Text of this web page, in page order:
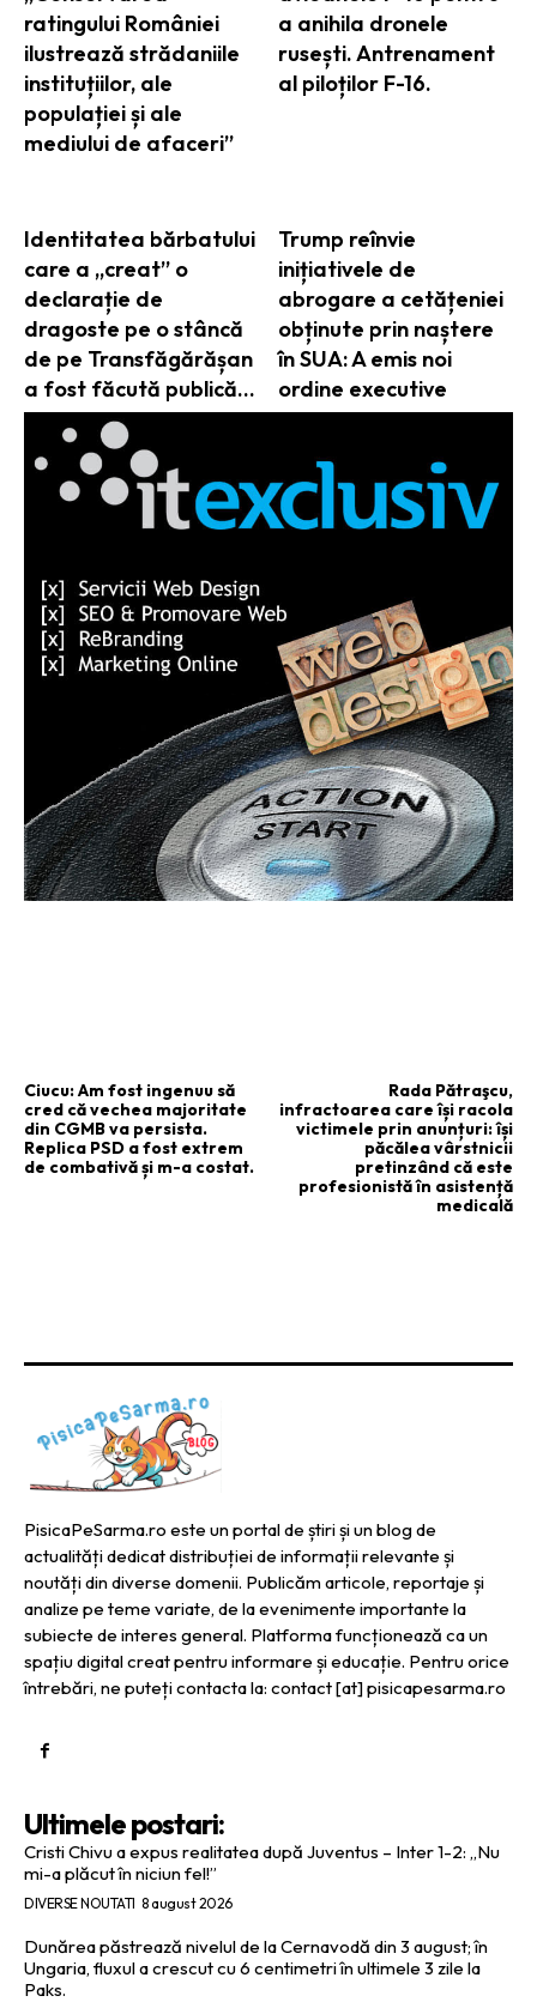
ratingului României
ilustrează strădaniile
instituțiilor, ale
populației și ale
mediului de afaceri”
a anihila dronele
rusești. Antrenament
al piloților F-16.
Identitatea bărbatului
care a „creat” o
declarație de
dragoste pe o stâncă
de pe Transfăgărășan
a fost făcută publică…
Trump reînvie
inițiativele de
abrogare a cetățeniei
obținute prin naștere
în SUA: A emis noi
ordine executive
Ciucu: Am fost ingenuu să
cred că vechea majoritate
din CGMB va persista.
Replica PSD a fost extrem
de combativă și m-a costat.
Rada Pătraşcu,
infractoarea care își racola
victimele prin anunțuri: își
păcălea vârstnicii
pretinzând că este
profesionistă în asistență
medicală
PisicaPeSarma.ro este un portal de știri și un blog de
actualități dedicat distribuției de informații relevante și
noutăți din diverse domenii. Publicăm articole, reportaje și
analize pe teme variate, de la evenimente importante la
subiecte de interes general. Platforma funcționează ca un
spațiu digital creat pentru informare și educație. Pentru orice
întrebări, ne puteți contacta la: contact [at] pisicapesarma.ro
Ultimele postari:
Cristi Chivu a expus realitatea după Juventus – Inter 1-2: „Nu
mi-a plăcut în niciun fel!”
DIVERSE NOUTATI 8 august 2026
Dunărea păstrează nivelul de la Cernavodă din 3 august; în
Ungaria, fluxul a crescut cu 6 centimetri în ultimele 3 zile la
Paks.